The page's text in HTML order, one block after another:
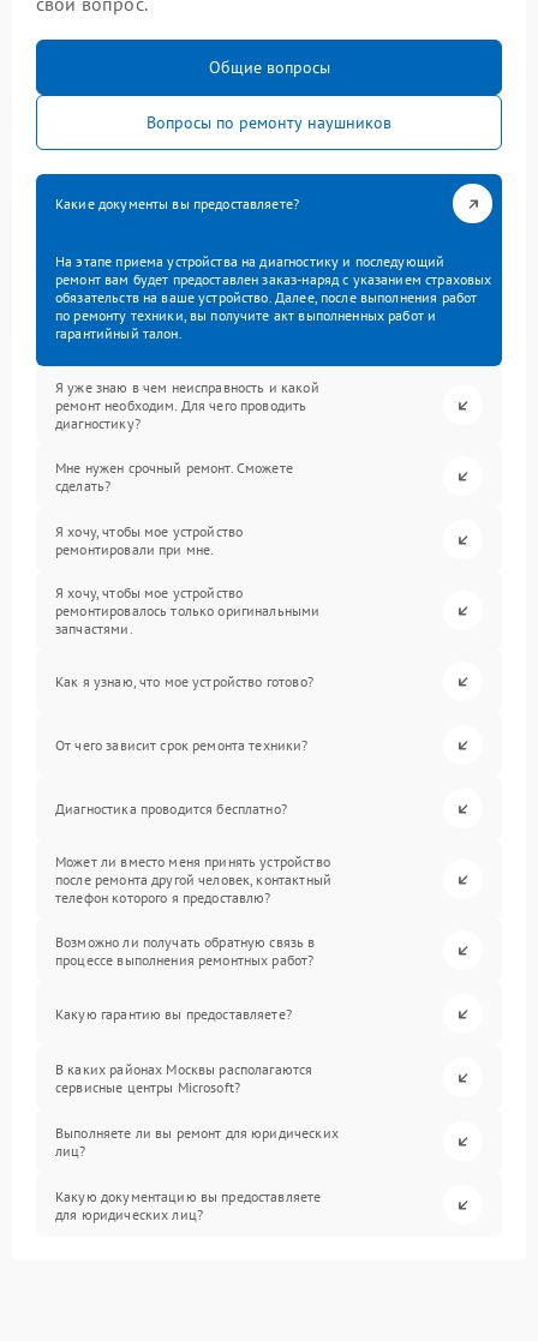
Общие вопросы
Вопросы по ремонту наушников
Какие документы вы предоставляете?
На этапе приема устройства на диагностику и последующий
ремонт вам будет предоставлен заказ-наряд с указанием страховых
обязательств на ваше устройство. Далее, после выполнения работ
по ремонту техники, вы получите акт выполненных работ и
гарантийный талон.
Я уже знаю в чем неисправность и какой
ремонт необходим. Для чего проводить
диагностику?
Мне нужен срочный ремонт. Сможете
сделать?
Я хочу, чтобы мое устройство
ремонтировали при мне.
Я хочу, чтобы мое устройство
ремонтировалось только оригинальными
запчастями.
Как я узнаю, что мое устройство готово?
От чего зависит срок ремонта техники?
Диагностика проводится бесплатно?
Может ли вместо меня принять устройство
после ремонта другой человек, контактный
телефон которого я предоставлю?
Возможно ли получать обратную связь в
процессе выполнения ремонтных работ?
Какую гарантию вы предоставляете?
В каких районах Москвы располагаются
сервисные центры Microsoft?
Выполняете ли вы ремонт для юридических
лиц?
Какую документацию вы предоставляете
для юридических лиц?